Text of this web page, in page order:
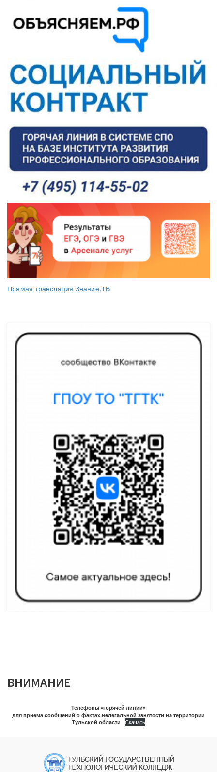
Прямая трансляция Знание.ТВ
ВНИМАНИЕ
Телефоны «горячей линии»
для приема сообщений о фактах нелегальной занятости на территории
Тульской области
Скачать